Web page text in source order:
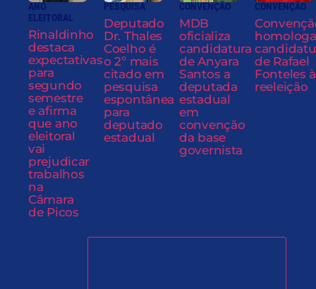
ANO
ELEITORAL
Rinaldinho
destaca
expectativas
para
segundo
semestre
e afirma
que ano
eleitoral
vai
prejudicar
trabalhos
na
Câmara
de Picos
PESQUISA
Deputado
Dr. Thales
Coelho é
o 2º mais
citado em
pesquisa
espontânea
para
deputado
estadual
CONVENÇÃO
MDB
oficializa
candidatura
de Anyara
Santos a
deputada
estadual
em
convenção
da base
governista
CONVENÇÃO
homologa
de Rafael
Fonteles à
reeleição